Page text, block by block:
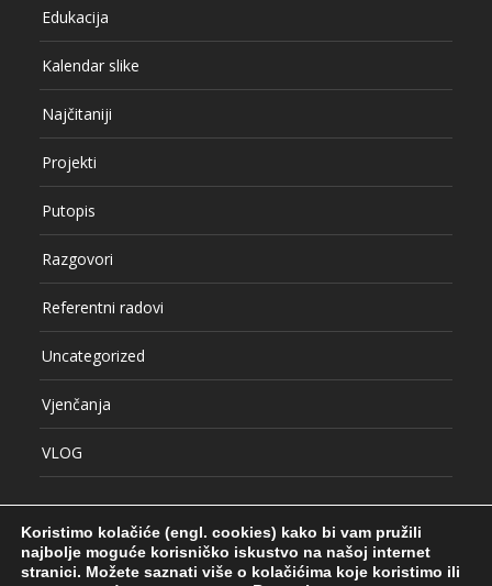
Edukacija
Kalendar slike
Najčitaniji
Projekti
Putopis
Razgovori
Referentni radovi
Uncategorized
Vjenčanja
VLOG
Koristimo kolačiće (engl. cookies) kako bi vam pružili
najbolje moguće korisničko iskustvo na našoj internet
stranici. Možete saznati više o kolačićima koje koristimo ili